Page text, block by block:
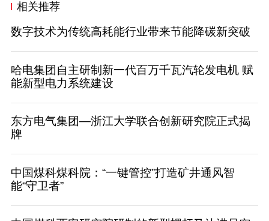
相关推荐
数字技术为传统高耗能行业带来节能降碳新突破
哈电集团自主研制新一代百万千瓦汽轮发电机 赋
能新型电力系统建设
东方电气集团—浙江大学联合创新研究院正式揭
牌
中国煤科煤科院：“一键管控”打造矿井通风智
能“守卫者”